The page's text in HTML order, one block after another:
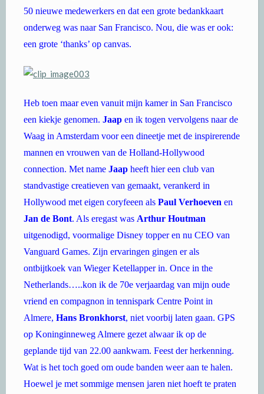
50 nieuwe medewerkers en dat een grote bedankkaart
onderweg was naar San Francisco. Nou, die was er ook:
een grote ‘thanks’ op canvas.
Heb toen maar even vanuit mijn kamer in San Francisco
een kiekje genomen. Jaap en ik togen vervolgens naar de
Waag in Amsterdam voor een dineetje met de inspirerende
mannen en vrouwen van de Holland-Hollywood
connection. Met name Jaap heeft hier een club van
standvastige creatieven van gemaakt, verankerd in
Hollywood met eigen coryfeeen als Paul Verhoeven en
Jan de Bont. Als eregast was Arthur Houtman
uitgenodigd, voormalige Disney topper en nu CEO van
Vanguard Games. Zijn ervaringen gingen er als
ontbijtkoek van Wieger Ketellapper in. Once in the
Netherlands…..kon ik de 70e verjaardag van mijn oude
vriend en compagnon in tennispark Centre Point in
Almere, Hans Bronkhorst, niet voorbij laten gaan. GPS
op Koninginneweg Almere gezet alwaar ik op de
geplande tijd van 22.00 aankwam. Feest der herkenning.
Wat is het toch goed om oude banden weer aan te halen.
Hoewel je met sommige mensen jaren niet hoeft te praten